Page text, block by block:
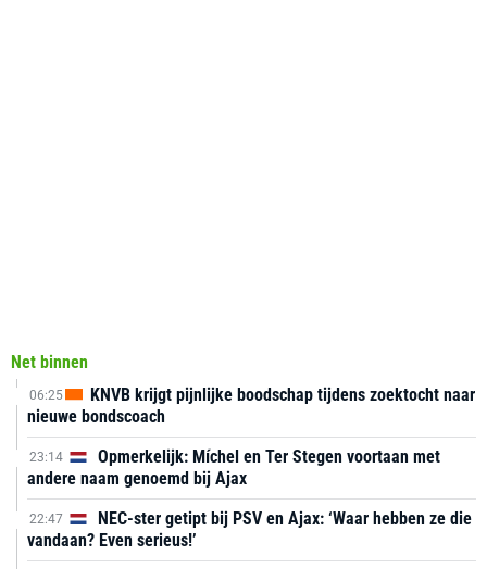
Net binnen
06:25
KNVB krijgt pijnlijke boodschap tijdens zoektocht naar
nieuwe bondscoach
23:14
Opmerkelijk: Míchel en Ter Stegen voortaan met
andere naam genoemd bij Ajax
22:47
NEC-ster getipt bij PSV en Ajax: ‘Waar hebben ze die
vandaan? Even serieus!’